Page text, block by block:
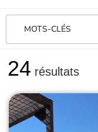
MOTS-CLÉS
24 résultats